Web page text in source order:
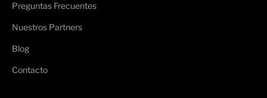
Preguntas Frecuentes
Nuestros Partners
Blog
Contacto